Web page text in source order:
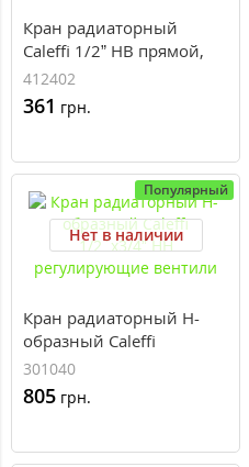
Кран радиаторный
Caleffi 1/2” HВ прямой,
ручка-регулятор
412402
361 грн.
Популярный
Нет в наличии
Кран радиаторный H-
образный Caleffi
1/2`x3/4” НН
регулирующие вентили
301040
805 грн.